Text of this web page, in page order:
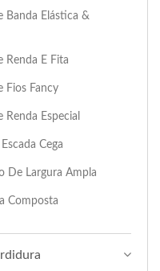
Banda Elástica &
Renda E Fita
Fios Fancy
Especial
Cega
De Largura Ampla
Composta